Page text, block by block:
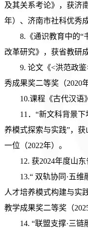
及其关系考论》， 获济
年）、 济南市社科优秀
8.《通识教育中的“
改革研究》，获省教研
9. 论文《<洪范政鉴
秀成果奖二等奖 （2020
10.课程《古代汉语
11．“新文科背景
养模式探索与实践”，
一位（2022年）。
12. 获2024年度山东
13.“双轨协同·五维
人才培养模式构建与实
教学成果奖二等奖 （
14. “联盟支撑·三链